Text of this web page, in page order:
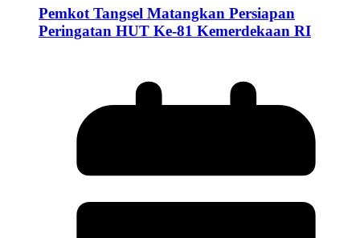
Pemkot Tangsel Matangkan Persiapan
Peringatan HUT Ke-81 Kemerdekaan RI